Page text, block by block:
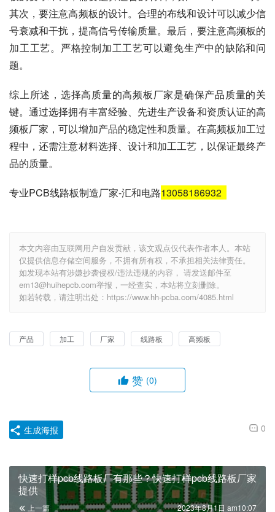
其次，要注意高频板的设计。合理的布线和设计可以减少信
号衰减和干扰，提高信号传输质量。最后，要注意高频板的
加工工艺。严格控制加工工艺可以避免生产中的缺陷和问
题。
综上所述，选择高质量的高频板厂家是确保产品质量的关
键。通过选择拥有丰富经验、先进生产设备和资质认证的高
频板厂家，可以增加产品的稳定性和质量。在高频板加工过
程中，还需注意材料选择、设计和加工工艺，以保证最终产
品的质量。
专业PCB线路板制造厂家-汇和电路13058186932
本文内容由互联网用户自发贡献，该文观点仅代表作者本人。本站
仅提供信息存储空间服务，不拥有所有权，不承担相关法律责任。
如发现本站有涉嫌抄袭侵权/违法违规的内容， 请发送邮件至
em13@huihepcb.com举报，一经查实，本站将立刻删除。
如若转载，请注明出处：https://www.hh-pcba.com/4085.html
产品 加工 厂家 线路板 高频板
赞 (0)
0
生成海报
快速打样pcb线路板厂有那些？快速打样pcb线路板厂家
提供
上一篇 2023年8月1日 am10:07